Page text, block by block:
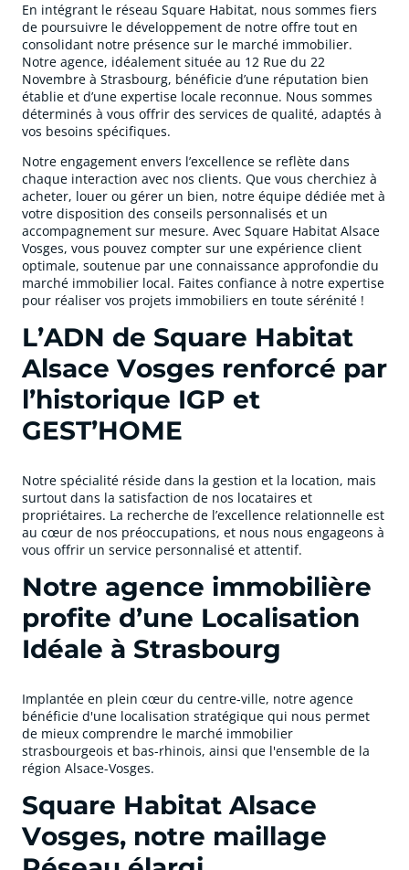
En intégrant le réseau Square Habitat, nous sommes fiers
de poursuivre le développement de notre offre tout en
consolidant notre présence sur le marché immobilier.
Notre agence, idéalement située au 12 Rue du 22
Novembre à Strasbourg, bénéficie d’une réputation bien
établie et d’une expertise locale reconnue. Nous sommes
déterminés à vous offrir des services de qualité, adaptés à
vos besoins spécifiques.
Notre engagement envers l’excellence se reflète dans
chaque interaction avec nos clients. Que vous cherchiez à
acheter, louer ou gérer un bien, notre équipe dédiée met à
votre disposition des conseils personnalisés et un
accompagnement sur mesure. Avec Square Habitat Alsace
Vosges, vous pouvez compter sur une expérience client
optimale, soutenue par une connaissance approfondie du
marché immobilier local. Faites confiance à notre expertise
pour réaliser vos projets immobiliers en toute sérénité !
L’ADN de Square Habitat
Alsace Vosges renforcé par
l’historique IGP et
GEST’HOME
Notre spécialité réside dans la gestion et la location, mais
surtout dans la satisfaction de nos locataires et
propriétaires. La recherche de l’excellence relationnelle est
au cœur de nos préoccupations, et nous nous engageons à
vous offrir un service personnalisé et attentif.
Notre agence immobilière
profite d’une Localisation
Idéale à Strasbourg
Implantée en plein cœur du centre-ville, notre agence
bénéficie d'une localisation stratégique qui nous permet
de mieux comprendre le marché immobilier
strasbourgeois et bas-rhinois, ainsi que l'ensemble de la
région Alsace-Vosges.
Square Habitat Alsace
Vosges, notre maillage